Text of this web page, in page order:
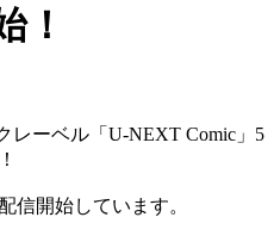
！
レーベル「U-NEXT Comic」5
信開始しています。